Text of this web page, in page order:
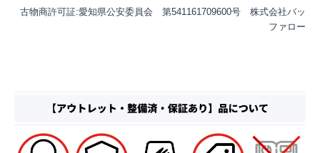
古物商許可証:愛知県公安委員会 第541161709600号 株式会社バッ
ファロー